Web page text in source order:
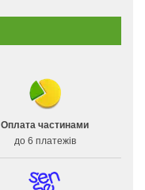
Оплата частинами
до 6 платежів